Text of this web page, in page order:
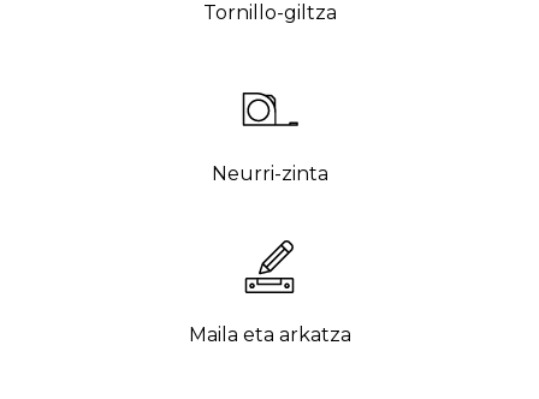
Tornillo-giltza
Neurri-zinta
Maila eta arkatza